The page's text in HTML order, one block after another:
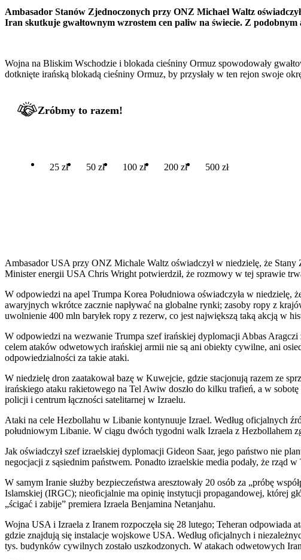
Ambasador Stanów Zjednoczonych przy ONZ Michael Waltz
Iran skutkuje gwałtownym wzrostem cen paliw na świecie. Z
Wojna na Bliskim Wschodzie i blokada cieśniny Ormuz spowodowały
dotknięte irańską blokadą cieśniny Ormuz, by przysłały w ten rejon swoje
Zróbmy to razem!
25 zł 50 zł 100 zł 200 zł 500 zł
Ambasador USA przy ONZ Michale Waltz oświadczył w niedzielę, że Stany
Minister energii USA Chris Wright potwierdził, że rozmowy w tej sprawie
W odpowiedzi na apel Trumpa Korea Południowa oświadczyła w
awaryjnych wkrótce zacznie napływać na globalne rynki; zasoby ropy z
uwolnienie 400 mln baryłek ropy z rezerw, co jest największą taką akcją w
W odpowiedzi na wezwanie Trumpa szef irańskiej dyplomacji Abbas
celem ataków odwetowych irańskiej armii nie są ani obiekty cywilne, ani
odpowiedzialności za takie ataki.
W niedzielę dron zaatakował bazę w Kuwejcie, gdzie stacjonują razem ze
irańskiego ataku rakietowego na Tel Awiw doszło do kilku trafień, a w
policji i centrum łączności satelitarnej w Izraelu.
Ataki na cele Hezbollahu w Libanie kontynuuje Izrael. Według oficjalnych
południowym Libanie. W ciągu dwóch tygodni walk Izraela z Hezbollahem
Jak oświadczył szef izraelskiej dyplomacji Gideon Saar, jego państwo nie
negocjacji z sąsiednim państwem. Ponadto izraelskie media podały, że
W samym Iranie służby bezpieczeństwa aresztowały 20 osób za „próbę
Islamskiej (IRGC); nieoficjalnie ma opinię instytucji propagandowej, której
„ścigać i zabije” premiera Izraela Benjamina Netanjahu.
Wojna USA i Izraela z Iranem rozpoczęła się 28 lutego; Teheran
gdzie znajdują się instalacje wojskowe USA. Według oficjalnych i
tys. budynków cywilnych zostało uszkodzonych. W atakach odwetowych